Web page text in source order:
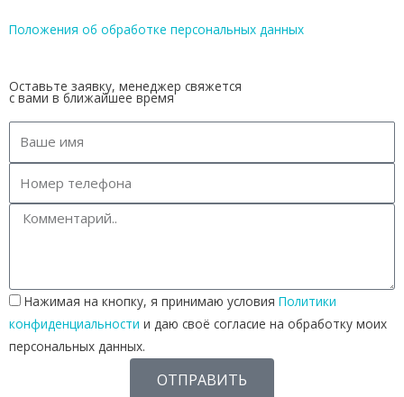
Положения об обработке персональных данных
Оставьте заявку, менеджер свяжется
с вами в ближайшее время
Нажимая на кнопку, я принимаю условия Политики
конфиденциальности и даю своё согласие на обработку моих
персональных данных.
ОТПРАВИТЬ